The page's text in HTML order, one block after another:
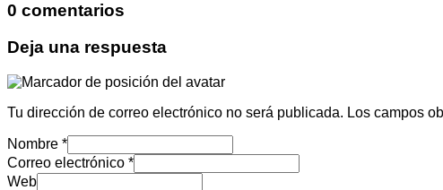
0 comentarios
Deja una respuesta
Tu dirección de correo electrónico no será publicada. Los campos
Nombre *
Correo electrónico *
Web